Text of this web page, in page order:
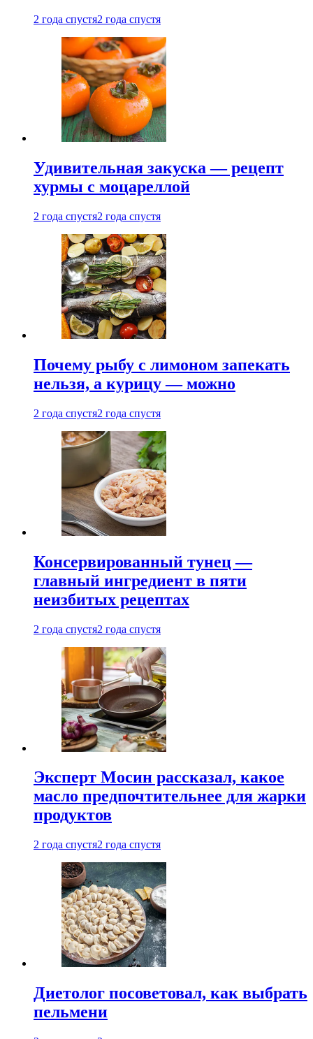
2 года спустя2 года спустя
Удивительная закуска — рецепт
хурмы с моцареллой
2 года спустя2 года спустя
Почему рыбу с лимоном запекать
нельзя, а курицу — можно
2 года спустя2 года спустя
Консервированный тунец —
главный ингредиент в пяти
неизбитых рецептах
2 года спустя2 года спустя
Эксперт Мосин рассказал, какое
масло предпочтительнее для жарки
продуктов
2 года спустя2 года спустя
Диетолог посоветовал, как выбрать
пельмени